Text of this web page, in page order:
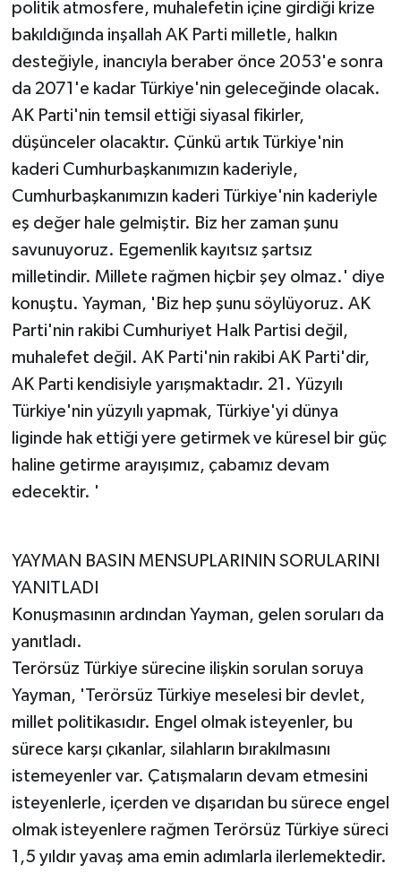
politik atmosfere, muhalefetin içine girdiği krize
bakıldığında inşallah AK Parti milletle, halkın
desteğiyle, inancıyla beraber önce 2053'e sonra
da 2071'e kadar Türkiye'nin geleceğinde olacak.
AK Parti'nin temsil ettiği siyasal fikirler,
düşünceler olacaktır. Çünkü artık Türkiye'nin
kaderi Cumhurbaşkanımızın kaderiyle,
Cumhurbaşkanımızın kaderi Türkiye'nin kaderiyle
eş değer hale gelmiştir. Biz her zaman şunu
savunuyoruz. Egemenlik kayıtsız şartsız
milletindir. Millete rağmen hiçbir şey olmaz.' diye
konuştu. Yayman, 'Biz hep şunu söylüyoruz. AK
Parti'nin rakibi Cumhuriyet Halk Partisi değil,
muhalefet değil. AK Parti'nin rakibi AK Parti'dir,
AK Parti kendisiyle yarışmaktadır. 21. Yüzyılı
Türkiye'nin yüzyılı yapmak, Türkiye'yi dünya
liginde hak ettiği yere getirmek ve küresel bir güç
haline getirme arayışımız, çabamız devam
edecektir. '
YAYMAN BASIN MENSUPLARININ SORULARINI
YANITLADI
Konuşmasının ardından Yayman, gelen soruları da
yanıtladı.
Terörsüz Türkiye sürecine ilişkin sorulan soruya
Yayman, 'Terörsüz Türkiye meselesi bir devlet,
millet politikasıdır. Engel olmak isteyenler, bu
sürece karşı çıkanlar, silahların bırakılmasını
istemeyenler var. Çatışmaların devam etmesini
isteyenlerle, içerden ve dışarıdan bu sürece engel
olmak isteyenlere rağmen Terörsüz Türkiye süreci
1,5 yıldır yavaş ama emin adımlarla ilerlemektedir.